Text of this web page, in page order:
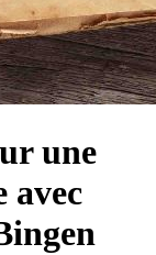
une
avec